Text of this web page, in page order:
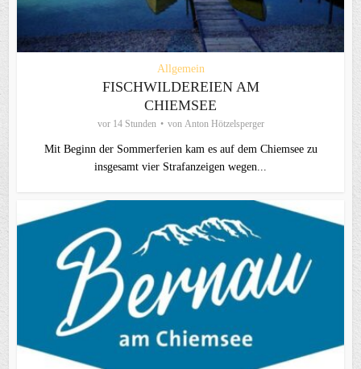
Allgemein
FISCHWILDEREIEN AM
CHIEMSEE
vor 14 Stunden von Anton Hötzelsperger
Mit Beginn der Sommerferien kam es auf dem Chiemsee zu
insgesamt vier Strafanzeigen wegen...